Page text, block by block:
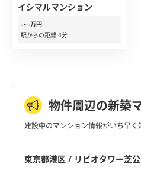
イシマルマンション
-～-万円
駅からの距離 4分
物件周辺の新築
建設中のマンション情報がいち早く
東京都港区 / リビオタワー芝